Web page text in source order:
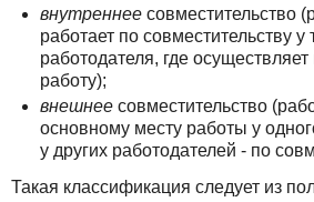
внутреннеесовместительство
работает по совместительству у
работодателя, где
работу);
внешнеесовместительство
основному месту работы у
у других работодателей - по
Такая классификация следует из